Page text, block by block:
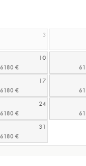
3
10
17
24
31